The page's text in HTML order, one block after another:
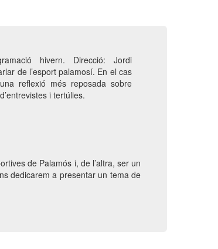
hivern. Direcció: Jordi
de l’esport palamosí. En el cas
reflexió més reposada sobre
i tertúlies.
de Palamós i, de l’altra, ser un
dedicarem a presentar un tema de